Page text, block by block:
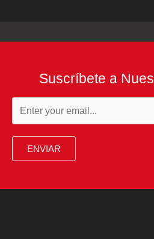
Suscríbete a
ENVIAR